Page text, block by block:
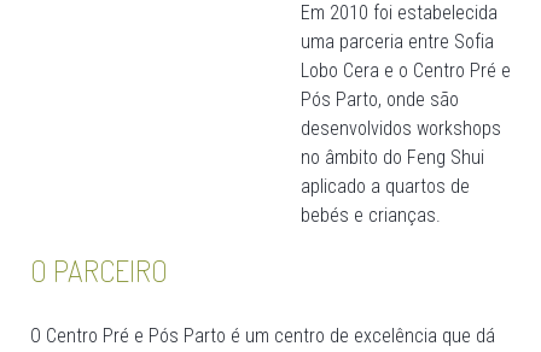
Em 2010 foi estabelecida
uma parceria entre Sofia
Lobo Cera e o Centro Pré e
Pós Parto, onde são
desenvolvidos workshops
no âmbito do Feng Shui
aplicado a quartos de
bebés e crianças.
O PARCEIRO
O Centro Pré e Pós Parto é um centro de excelência que dá